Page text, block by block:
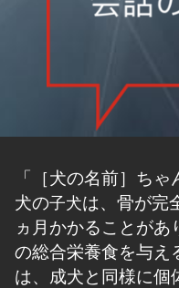
「［犬の名前］ち
犬の子犬は、骨が完
ヵ月かかることが
の総合栄養食​を与え
は、成犬と同様に個